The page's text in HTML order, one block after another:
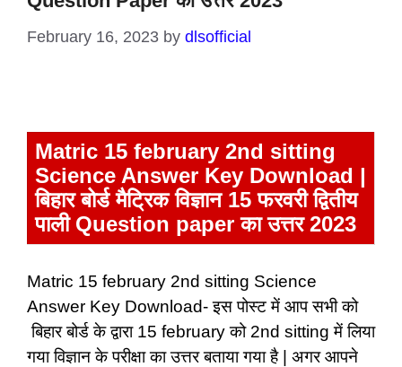
February 16, 2023 by dlsofficial
Matric 15 february 2nd sitting
Science Answer Key Download |
बिहार बोर्ड मैट्रिक विज्ञान 15 फरवरी द्वितीय
पाली Question paper का उत्तर 2023
Matric 15 february 2nd sitting Science
Answer Key Download- इस पोस्ट में आप सभी को
बिहार बोर्ड के द्वारा 15 february को 2nd sitting में लिया
गया विज्ञान के परीक्षा का उत्तर बताया गया है | अगर आपने